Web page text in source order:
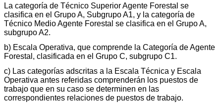
La categoría de Técnico Superior Agente Forestal se
clasifica en el Grupo A, Subgrupo A1, y la categoría de
Técnico Medio Agente Forestal se clasifica en el Grupo A,
subgrupo A2.
b) Escala Operativa, que comprende la Categoría de Agente
Forestal, clasificada en el Grupo C, subgrupo C1.
c) Las categorías adscritas a la Escala Técnica y Escala
Operativa antes referidas comprenderán los puestos de
trabajo que en su caso se determinen en las
correspondientes relaciones de puestos de trabajo.